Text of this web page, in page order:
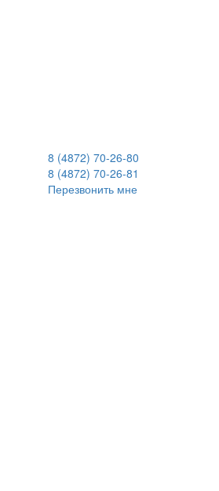
8 (4872) 70-26-80
8 (4872) 70-26-81
Перезвонить мне